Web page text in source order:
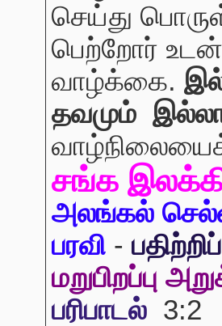
செய்து
பெற்றோர் உடன்
வாழ்க்கை.
தவமும்
சங்க
அலங்கல்
பரவி -
மறுபிறப்பு
பரிபாடல் 3:2